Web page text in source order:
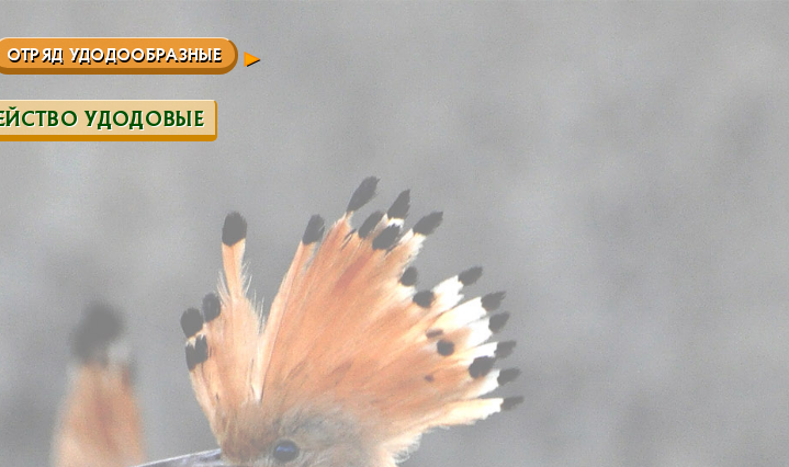
ОТРЯД УДОДООБРАЗНЫЕ
УДОДОВЫЕ